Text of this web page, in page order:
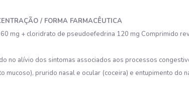
/ FORMA FARMACÊUTICA
mg + cloridrato de pseudoefedrina 120 mg Comprimido
no alívio dos sintomas associados aos processos
mucoso), prurido nasal e ocular (coceira) e entupimento do